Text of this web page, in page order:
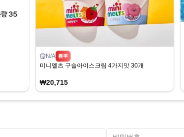
N/A 뽐뿌
미니멜츠 구슬아이스크림 4가지맛 30개
₩20,715